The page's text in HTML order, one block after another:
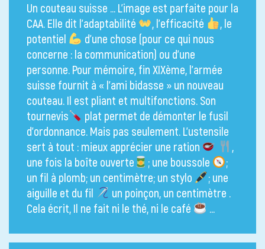
Un couteau suisse … L’image est parfaite pour la
CAA. Elle dit l’adaptabilité
, l’efficacité
, le
potentiel
d’une chose (pour ce qui nous
concerne : la communication) ou d’une
personne. Pour mémoire, fin XIXème, l’armée
suisse fournit à « l’ami bidasse » un nouveau
couteau. Il est pliant et multifonctions. Son
tournevis
plat permet de démonter le fusil
d’ordonnance. Mais pas seulement. L’ustensile
sert à tout : mieux apprécier une ration
,
une fois la boîte ouverte
; une boussole
;
un fil à plomb; un centimètre; un stylo
; une
aiguille et du fil
un poinçon, un centimètre .
Cela écrit, Il ne fait ni le thé, ni le café
…